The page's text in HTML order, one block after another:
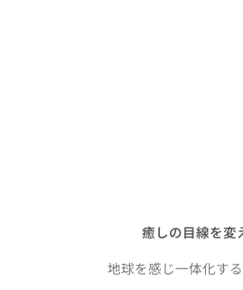
癒しの目線を変
地球を感じ一体化す